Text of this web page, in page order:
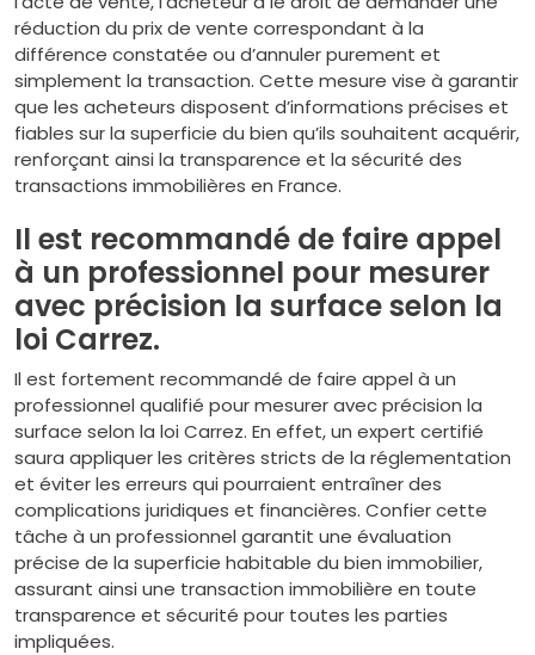
réduction du prix de vente correspondant à la
différence constatée ou d’annuler purement et
simplement la transaction. Cette mesure vise à garantir
que les acheteurs disposent d’informations précises et
fiables sur la superficie du bien qu’ils souhaitent acquérir,
renforçant ainsi la transparence et la sécurité des
transactions immobilières en France.
Il est recommandé de faire appel
à un professionnel pour mesurer
avec précision la surface selon la
loi Carrez.
Il est fortement recommandé de faire appel à un
professionnel qualifié pour mesurer avec précision la
surface selon la loi Carrez. En effet, un expert certifié
saura appliquer les critères stricts de la réglementation
et éviter les erreurs qui pourraient entraîner des
complications juridiques et financières. Confier cette
tâche à un professionnel garantit une évaluation
précise de la superficie habitable du bien immobilier,
assurant ainsi une transaction immobilière en toute
transparence et sécurité pour toutes les parties
impliquées.